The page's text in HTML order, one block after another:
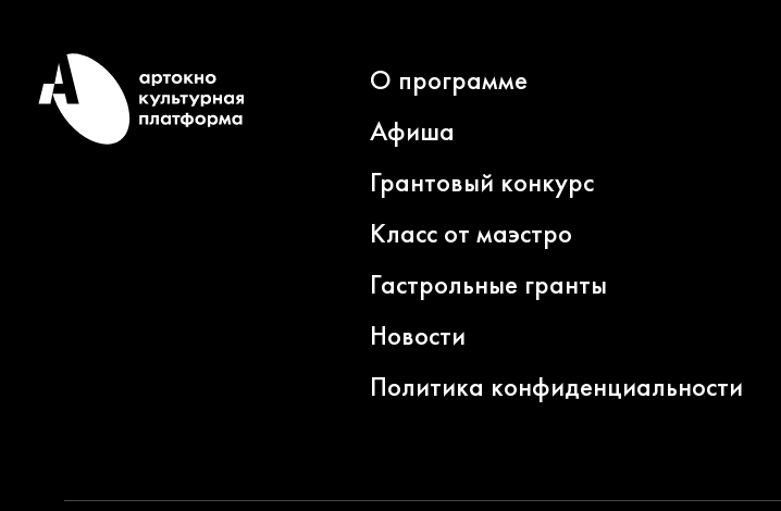
О программе
Афиша
Грантовый конкурс
Класс от маэстро
Гастрольные гранты
Новости
Политика конфиденциальности